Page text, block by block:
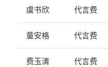
虞书欣 代言费
童安格 代言费
费玉清 代言费